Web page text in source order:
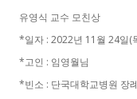
유영식 교수 모친상
*일자 : 2022년 11월 24일(
*고인 : 임영월님
*빈소 : 단국대학교병원 장